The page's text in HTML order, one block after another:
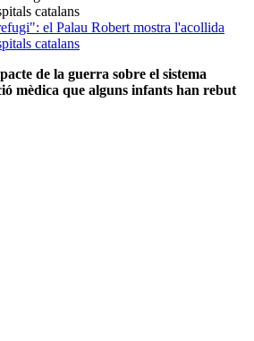
el Palau Robert mostra l'acollida
catalans
de la guerra sobre el sistema
mèdica que alguns infants han rebut